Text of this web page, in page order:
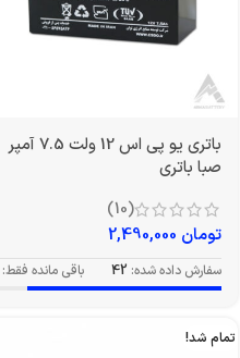
باتری یو پی اس 12 ولت 7.5 آمپر
صبا باتری
(10)
تومان
سفارش داده شده: 42 باقی مانده فقط:
تمام شد!